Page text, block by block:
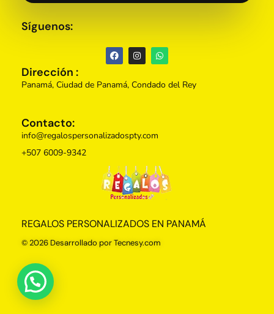
REGALOS PERSONALIZADOS EN PANAMÁ
© 2026 Desarrollado por Tecnesy.com
Contacto:
info@regalospersonalizadospty.com
+507 6009-9342
Dirección :
Panamá, Ciudad de Panamá, Condado del Rey
Síguenos: